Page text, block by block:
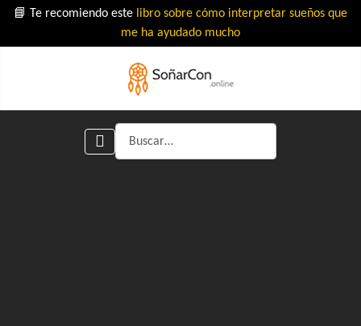
📘 Te recomiendo este libro sobre cómo interpretar sueños que
me ha ayudado mucho
Buscar